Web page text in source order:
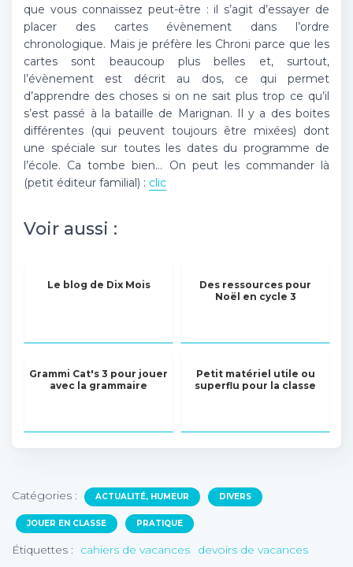
que vous connaissez peut-être : il s’agit d’essayer de
placer des cartes évènement dans l’ordre
chronologique. Mais je préfère les Chroni parce que les
cartes sont beaucoup plus belles et, surtout,
l’évènement est décrit au dos, ce qui permet
d’apprendre des choses si on ne sait plus trop ce qu’il
s’est passé à la bataille de Marignan. Il y a des boites
différentes (qui peuvent toujours être mixées) dont
une spéciale sur toutes les dates du programme de
l’école. Ca tombe bien… On peut les commander là
(petit éditeur familial) : clic
Voir aussi :
Le blog de Dix Mois
Des ressources pour
Noël en cycle 3
Grammi Cat's 3 pour jouer
avec la grammaire
Petit matériel utile ou
superflu pour la classe
Catégories : ACTUALITÉ, HUMEUR DIVERS
JOUER EN CLASSE PRATIQUE
Étiquettes : cahiers de vacances
devoirs de vacances